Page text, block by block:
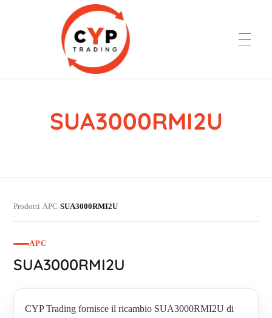
CYP Trading
Professionelle Ersatzteilbeschaffung
SUA3000RMI2U
Prodotti›APC›SUA3000RMI2U
APC
SUA3000RMI2U
CYP Trading fornisce il ricambio SUA3000RMI2U di